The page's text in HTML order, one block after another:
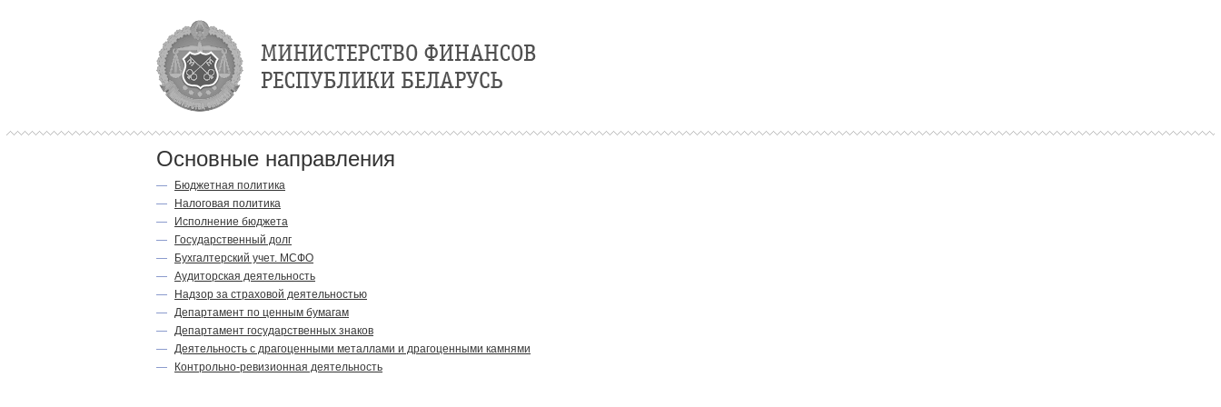
Основные направления
—Бюджетная политика
—Налоговая политика
—Исполнение бюджета
—Государственный долг
—Бухгалтерский учет. МСФО
—Аудиторская деятельность
—Надзор за страховой деятельностью
—Департамент по ценным бумагам
—Департамент государственных знаков
—Деятельность с драгоценными металлами и драгоценными камнями
—Контрольно-ревизионная деятельность